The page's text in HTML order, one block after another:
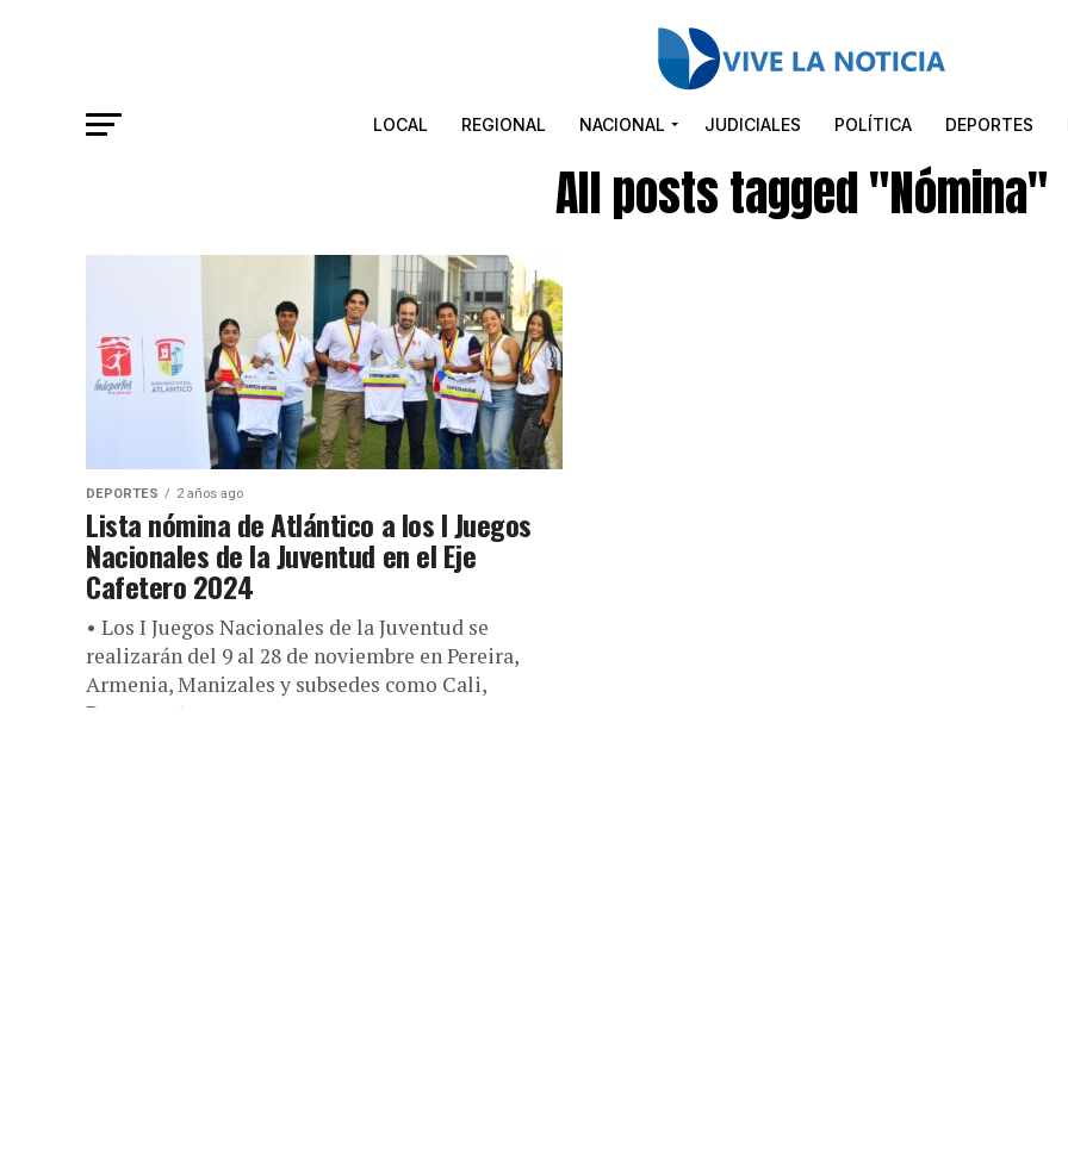
LOCAL REGIONAL NACIONAL JUDICIALES POLÍTICA DEPORTES
All posts tagged "Nómina"
DEPORTES 2 años ago
Lista nómina de Atlántico a los I Juegos
Nacionales de la Juventud en el Eje
Cafetero 2024
• Los I Juegos Nacionales de la Juventud se
realizarán del 9 al 28 de noviembre en Pereira,
Armenia, Manizales y subsedes como Cali,
Buenaventura y...